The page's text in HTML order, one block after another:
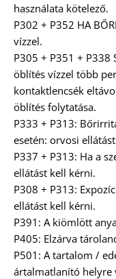
használata kötelező.
P302 + P352 HA
vízzel.
P305 + P351 + P338
öblítés vízzel több
kontaktlencsék
öblítés folytatása.
P333 + P313:
esetén: orvosi
P337 + P313: Ha a
ellátást kell kérni.
P308 + P313:
ellátást kell kérni.
P391: A kiömlött
P405: Elzárva
P501: A tartalom /
ártalmatlanító helyre